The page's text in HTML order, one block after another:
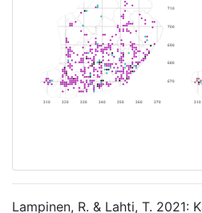
Lampinen, R. & Lahti, T. 2021: